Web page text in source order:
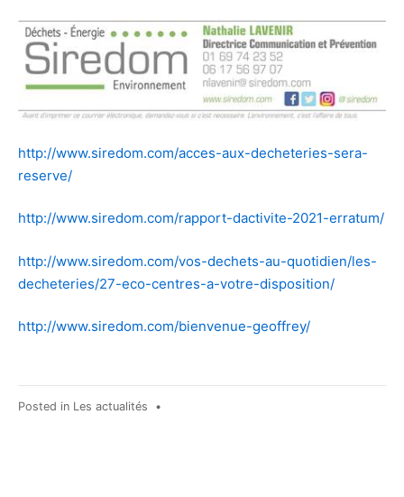
http://www.siredom.com/acces-aux-decheteries-sera-
reserve/
http://www.siredom.com/rapport-dactivite-2021-erratum/
http://www.siredom.com/vos-dechets-au-quotidien/les-
decheteries/27-eco-centres-a-votre-disposition/
http://www.siredom.com/bienvenue-geoffrey/
Posted in Les actualités •